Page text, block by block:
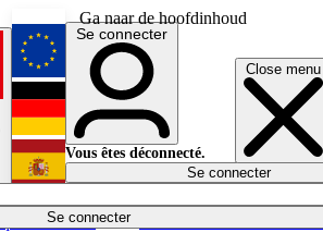
Ga naar de hoofdinhoud
Close menu
Se connecter
Économie
English
Deutsch
Español
Se connecter
Vous êtes déconnecté.
Se connecter